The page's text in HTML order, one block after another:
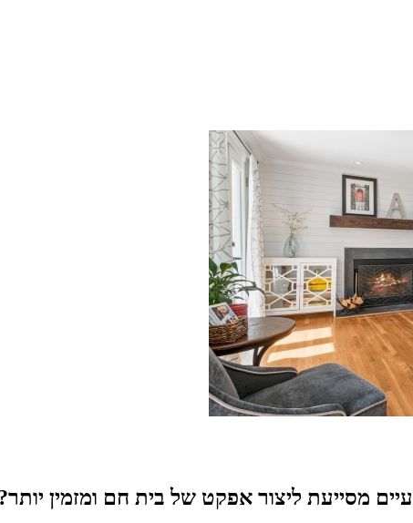
מסייעת ליצור אפקט של בית חם ומזמין